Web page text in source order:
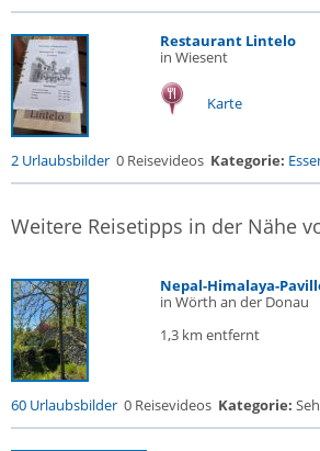
Restaurant Lintelo
in Wiesent
Karte
2 Urlaubsbilder 0 Reisevideos Kategorie:
Weitere Reisetipps in der Nähe
Nepal-Himalaya-
in Wörth an der Donau
1,3 km entfernt
60 Urlaubsbilder 0 Reisevideos Kategorie: